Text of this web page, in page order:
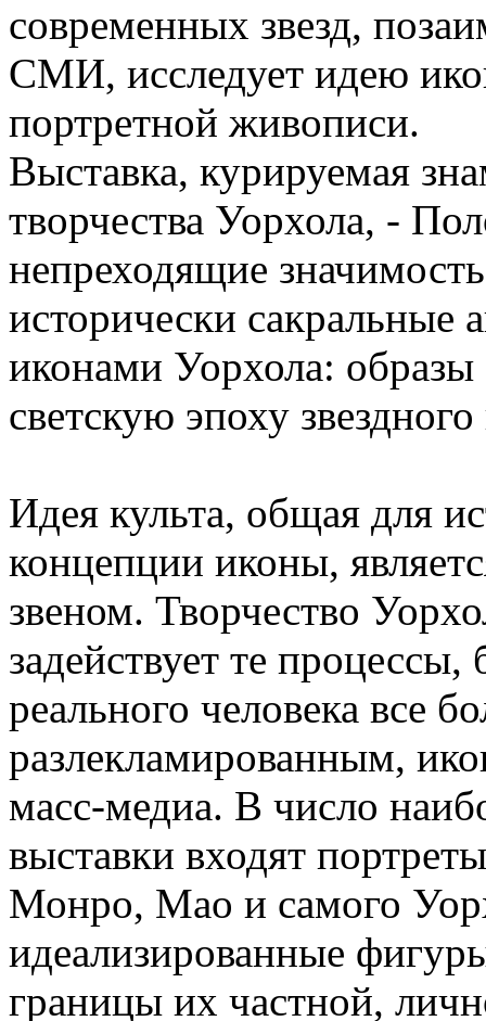
современных звезд,
СМИ, исследует идею
портретной живописи.
Выставка, курируемая
творчества Уорхола, -
непреходящие
исторически сакральные
иконами Уорхола: образы
светскую эпоху
Идея культа, общая для
концепции иконы,
звеном. Творчество
задействует те
реального человека все
разлекламированным,
масс-медиа. В число
выставки входят
Монро, Мао и самого
идеализированные
границы их частной,